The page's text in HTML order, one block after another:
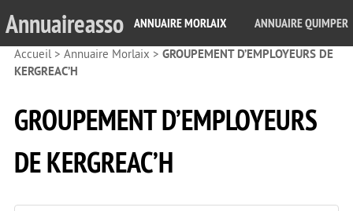
Annuaireasso ANNUAIRE MORLAIX ANNUAIRE QUIMPER
Accueil> Annuaire Morlaix > GROUPEMENT D’EMPLOYEURS DE
KERGREAC’H
GROUPEMENT D’EMPLOYEURS
DE KERGREAC’H